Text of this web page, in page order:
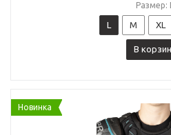
Размер: L
L M XL
В
Новинка